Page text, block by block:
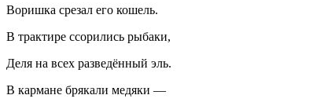
Воришка срезал его кошель.
В трактире ссорились рыбаки,
Деля на всех разведённый эль.
В кармане брякали медяки —